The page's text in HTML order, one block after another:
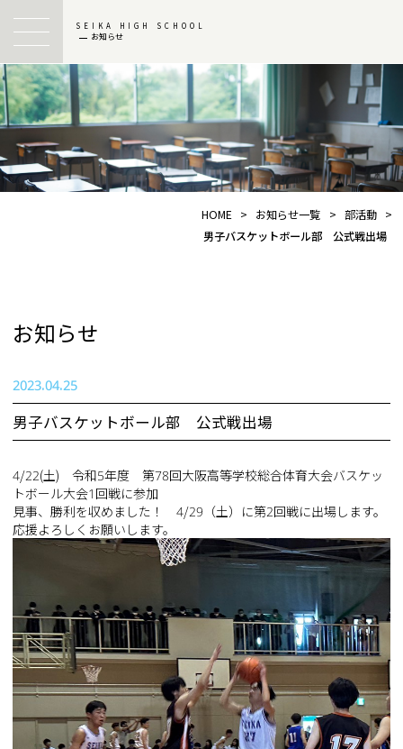
SEIKA HIGH SCHOOL
お知らせ
HOME > お知らせ一覧 > 部活動 >
男子バスケットボール部 公式戦出場
お知らせ
2023.04.25
男子バスケットボール部 公式戦出場
4/22(土) 令和5年度 第78回大阪高等学校総合体育大会バスケッ
トボール大会1回戦に参加
見事、勝利を収めました！ 4/29（土）に第2回戦に出場します。
応援よろしくお願いします。